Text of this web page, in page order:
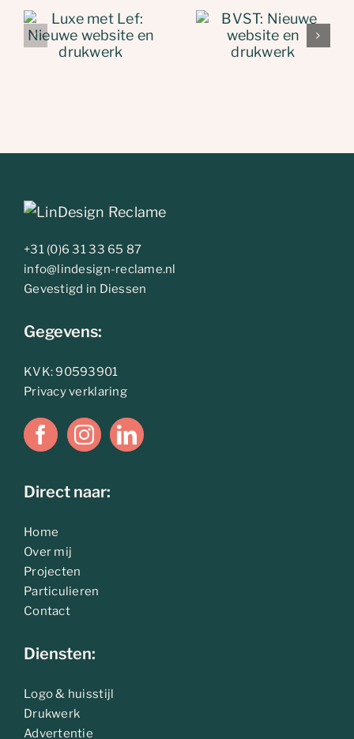
BVST: Nieuwe
website en
Mijn
+31 (0)6 31 33 65 87
info@lindesign-reclame.nl
Gevestigd in Diessen
Gegevens:
KVK: 90593901
Privacy verklaring
Direct naar:
Home
Over mij
Projecten
Particulieren
Contact
Diensten:
Logo & huisstijl
Drukwerk
Advertentie